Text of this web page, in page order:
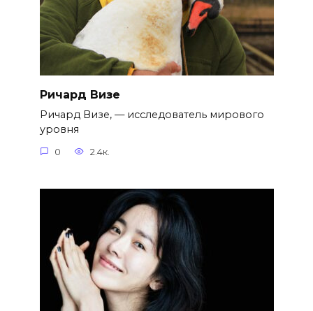
Ричард Визе
Ричард Визе, — исследователь мирового
уровня
0 2.4к.